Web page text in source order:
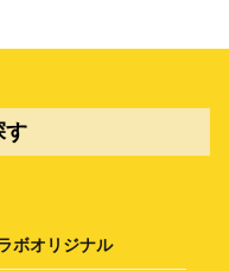
す
ボオリジナル